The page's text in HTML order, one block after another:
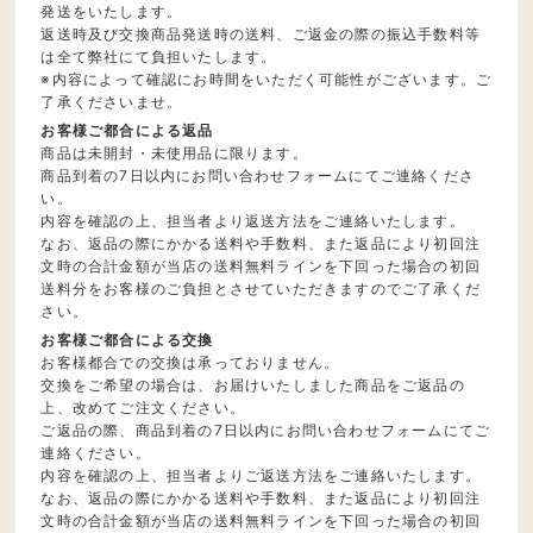
発送をいたします。
返送時及び交換商品発送時の送料、ご返金の際の振込手数料等
は全て弊社にて負担いたします。
※内容によって確認にお時間をいただく可能性がございます。ご
了承くださいませ。
お客様ご都合による返品
商品は未開封・未使用品に限ります。
商品到着の7日以内にお問い合わせフォームにてご連絡くださ
い。
内容を確認の上、担当者より返送方法をご連絡いたします。
なお、返品の際にかかる送料や手数料、また返品により初回注
文時の合計金額が当店の送料無料ラインを下回った場合の初回
送料分をお客様のご負担とさせていただきますのでご了承くだ
さい。
お客様ご都合による交換
お客様都合での交換は承っておりません。
交換をご希望の場合は、お届けいたしました商品をご返品の
上、改めてご注文ください。
ご返品の際、商品到着の7日以内にお問い合わせフォームにてご
連絡ください。
内容を確認の上、担当者よりご返送方法をご連絡いたします。
なお、返品の際にかかる送料や手数料、また返品により初回注
文時の合計金額が当店の送料無料ラインを下回った場合の初回